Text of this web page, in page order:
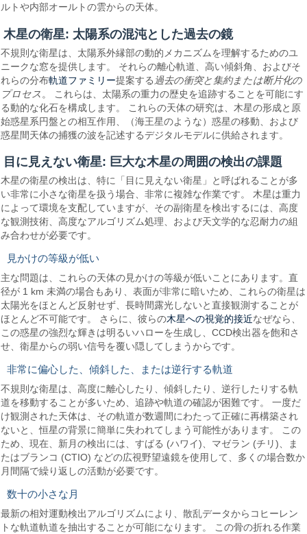
ルトや内部オールトの雲からの天体。
木星の衛星: 太陽系の混沌とし​​た過去の鏡
不規則な衛星は、太陽系外縁部の動的メカニズムを理解するためのユ
ニークな窓を提供します。 それらの離心軌道、高い傾斜角、およびそ
れらの分布軌道ファミリー提案する 過去の衝突と集約または断片化の
プロセス 。 これらは、太陽系の重力の歴史を追跡することを可能にす
る動的な化石を構成します。 これらの天体の研究は、木星の形成と原
始惑星系円盤との相互作用、（海王星のような）惑星の移動、および
惑星間天体の捕獲の波を記述するデジタルモデルに供給されます。
目に見えない衛星: 巨大な木星の周囲の検出の課題
木星の衛星の検出は、特に「目に見えない衛星」と呼ばれることが多
い非常に小さな衛星を扱う場合、非常に複雑な作業です。 木星は重力
によって環境を支配していますが、その副衛星を検出するには、高度
な観測技術、高度なアルゴリズム処理、および天文学的な忍耐力の組
み合わせが必要です。
見かけの等級が低い
主な問題は、これらの天体の見かけの等級が低いことにあります。直
径が 1 km 未満の場合もあり、表面が非常に暗いため、これらの衛星は
太陽光をほとんど反射せず、長時間露光しないと直接観測することが
ほとんど不可能です。 さらに、彼らの木星への視覚的接近なぜなら、
この惑星の強烈な輝きは明るいハローを生成し、CCD検出器を飽和さ
せ、衛星からの弱い信号を覆い隠してしまうからです。
非常に偏心した、傾斜した、または逆行する軌道
不規則な衛星は、高度に離心したり、傾斜したり、逆行したりする軌
道を移動することが多いため、追跡や軌道の確認が困難です。 一度だ
け観測された天体は、その軌道が数週間にわたって正確に再構築され
ないと、恒星の背景に簡単に失われてしまう可能性があります。 この
ため、現在、新月の検出には、すばる (ハワイ)、マゼラン (チリ)、ま
たはブランコ (CTIO) などの広視野望遠鏡を使用して、多くの場合数か
月間隔で繰り返しの活動が必要です。
数十の小さな月
最新の相対運動検出アルゴリズムにより、散乱データからコヒーレン
トな軌道軌道を抽出することが可能になります。 この骨の折れる作業